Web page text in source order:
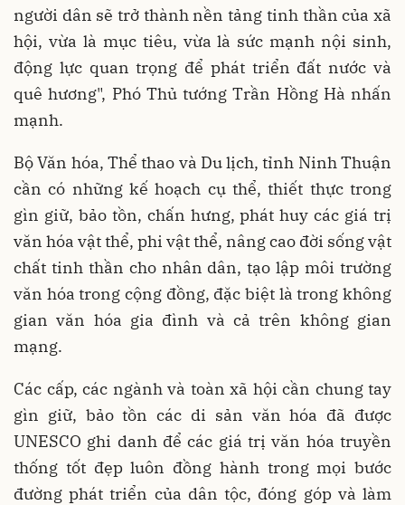
người dân sẽ trở thành nền tảng tinh thần của xã
hội, vừa là mục tiêu, vừa là sức mạnh nội sinh,
động lực quan trọng để phát triển đất nước và
quê hương", Phó Thủ tướng Trần Hồng Hà nhấn
mạnh.
Bộ Văn hóa, Thể thao và Du lịch, tỉnh Ninh Thuận
cần có những kế hoạch cụ thể, thiết thực trong
gìn giữ, bảo tồn, chấn hưng, phát huy các giá trị
văn hóa vật thể, phi vật thể, nâng cao đời sống vật
chất tinh thần cho nhân dân, tạo lập môi trường
văn hóa trong cộng đồng, đặc biệt là trong không
gian văn hóa gia đình và cả trên không gian
mạng.
Các cấp, các ngành và toàn xã hội cần chung tay
gìn giữ, bảo tồn các di sản văn hóa đã được
UNESCO ghi danh để các giá trị văn hóa truyền
thống tốt đẹp luôn đồng hành trong mọi bước
đường phát triển của dân tộc, đóng góp và làm